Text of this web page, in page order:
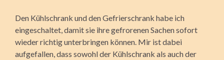
Den Kühlschrank und den Gefrierschrank habe ich
eingeschaltet, damit sie ihre gefrorenen Sachen sofort
wieder richtig unterbringen können. Mir ist dabei
aufgefallen, dass sowohl der Kühlschrank als auch der